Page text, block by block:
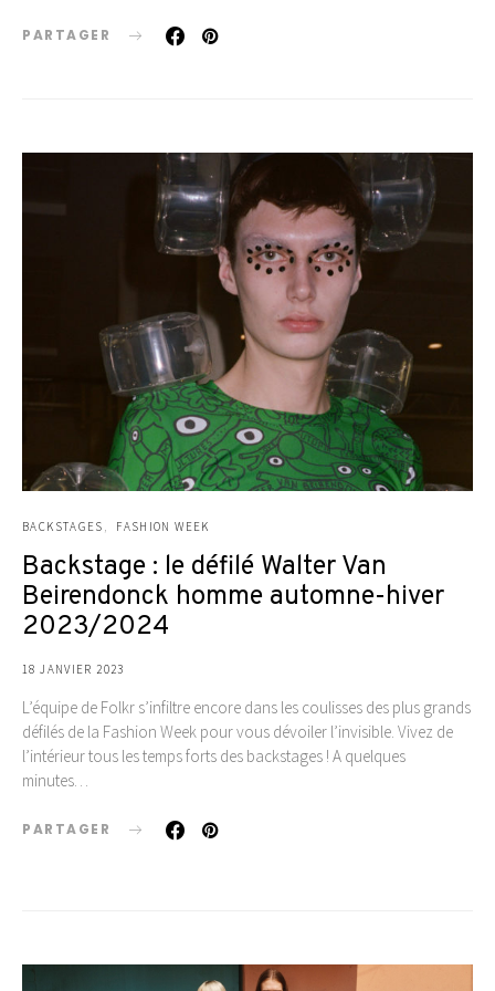
PARTAGER
BACKSTAGES FASHION WEEK
Backstage : le défilé Walter Van
Beirendonck homme automne-hiver
2023/2024
18 JANVIER 2023
L’équipe de Folkr s’infiltre encore dans les coulisses des plus grands
défilés de la Fashion Week pour vous dévoiler l’invisible. Vivez de
l’intérieur tous les temps forts des backstages ! A quelques
minutes…
PARTAGER